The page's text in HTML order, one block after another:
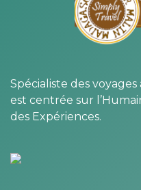
Spécialiste des
est centrée sur
des Expériences.